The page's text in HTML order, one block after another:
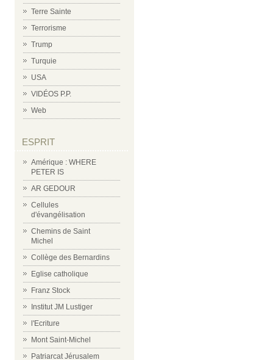
Terre Sainte
Terrorisme
Trump
Turquie
USA
VIDÉOS P.P.
Web
ESPRIT
Amérique : WHERE
PETER IS
AR GEDOUR
Cellules
d'évangélisation
Chemins de Saint
Michel
Collège des Bernardins
Eglise catholique
Franz Stock
Institut JM Lustiger
l'Ecriture
Mont Saint-Michel
Patriarcat Jérusalem